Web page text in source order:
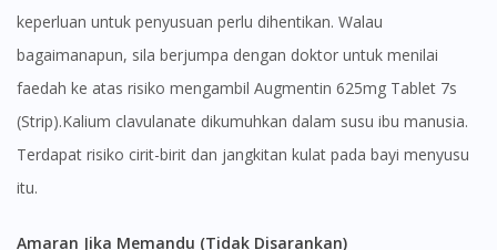
keperluan untuk penyusuan perlu dihentikan. Walau
bagaimanapun, sila berjumpa dengan doktor untuk menilai
faedah ke atas risiko mengambil Augmentin 625mg Tablet 7s
(Strip).Kalium clavulanate dikumuhkan dalam susu ibu manusia.
Terdapat risiko cirit-birit dan jangkitan kulat pada bayi menyusu
itu.
Amaran Jika Memandu (Tidak Disarankan)